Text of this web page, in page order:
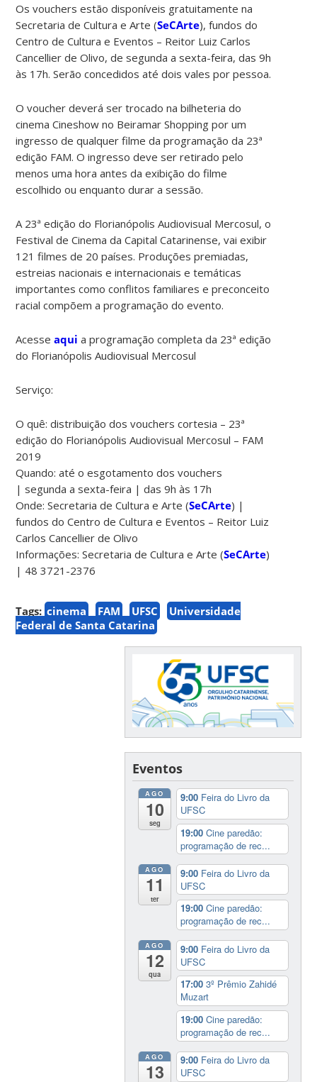
Os vouchers estão disponíveis gratuitamente na
Secretaria de Cultura e Arte (SeCArte), fundos do
Centro de Cultura e Eventos – Reitor Luiz Carlos
Cancellier de Olivo, de segunda a sexta-feira, das 9h
às 17h. Serão concedidos até dois vales por pessoa.
O voucher deverá ser trocado na bilheteria do
cinema Cineshow no Beiramar Shopping por um
ingresso de qualquer filme da programação da 23ª
edição FAM. O ingresso deve ser retirado pelo
menos uma hora antes da exibição do filme
escolhido ou enquanto durar a sessão.
A 23ª edição do Florianópolis Audiovisual Mercosul, o
Festival de Cinema da Capital Catarinense, vai exibir
121 filmes de 20 países. Produções premiadas,
estreias nacionais e internacionais e temáticas
importantes como conflitos familiares e preconceito
racial compõem a programação do evento.
Acesseaqui a programação completa da 23ª edição
do Florianópolis Audiovisual Mercosul
Serviço:
O quê: distribuição dos vouchers cortesia – 23ª
edição do Florianópolis Audiovisual Mercosul – FAM
2019
Quando: até o esgotamento dos vouchers
| segunda a sexta-feira | das 9h às 17h
Onde: Secretaria de Cultura e Arte (SeCArte) |
fundos do Centro de Cultura e Eventos – Reitor Luiz
Carlos Cancellier de Olivo
Informações: Secretaria de Cultura e Arte (SeCArte)
| 48 3721-2376
Tags: cinema FAM UFSC
Universidade
Federal de Santa Catarina
Eventos
AGO
10
seg
9:00 Feira do Livro da
UFSC
19:00Cine paredão:
programação de rec...
AGO
11
ter
9:00 Feira do Livro da
UFSC
19:00Cine paredão:
programação de rec...
AGO
12
qua
9:00 Feira do Livro da
UFSC
17:003º Prêmio Zahidé
Muzart
19:00Cine paredão:
programação de rec...
AGO
13
9:00 Feira do Livro da
UFSC